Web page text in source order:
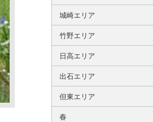
城崎エリア
竹野エリア
日高エリア
出石エリア
但東エリア
春